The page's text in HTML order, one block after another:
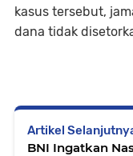
kasus tersebut,
dana tidak
Artikel
BNI Ingatkan